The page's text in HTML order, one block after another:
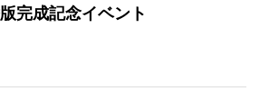
完成記念イベント